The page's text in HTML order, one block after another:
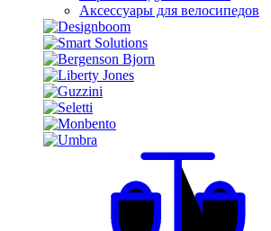
Аксессуары для велосипедов